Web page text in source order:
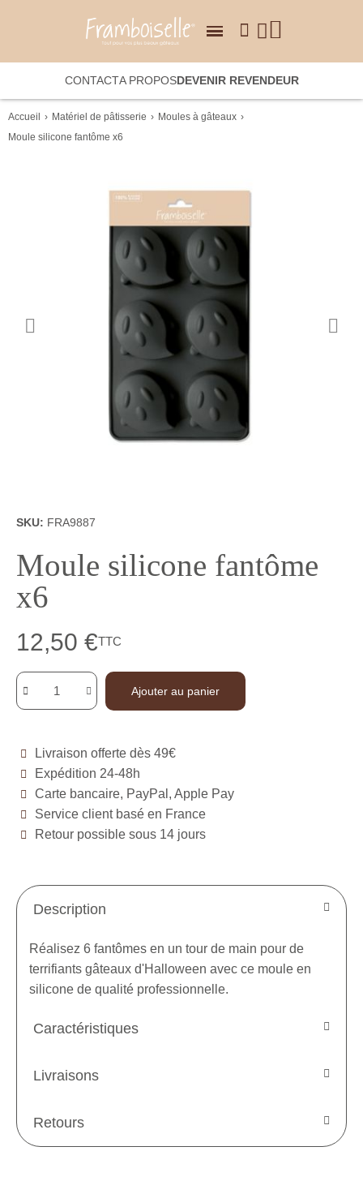
CONTACTA PROPOSDEVENIR REVENDEUR
Accueil Matériel de pâtisserie
Moules à gâteaux
Moule silicone fantôme x6
SKU FRA9887
Moule silicone fantôme
x6
12,50 €TTC
Ajouter au panier
Livraison offerte dès 49€
Expédition 24-48h
Carte bancaire, PayPal, Apple Pay
Service client basé en France
Retour possible sous 14 jours
Description
Réalisez 6 fantômes en un tour de main pour de
terrifiants gâteaux d'Halloween avec ce moule en
silicone de qualité professionnelle.
Caractéristiques
Livraisons
Retours